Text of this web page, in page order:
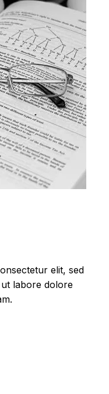
elit, sed
labore dolore